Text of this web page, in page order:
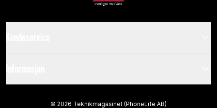
© 2026 Teknikmagasinet (PhoneLife AB)